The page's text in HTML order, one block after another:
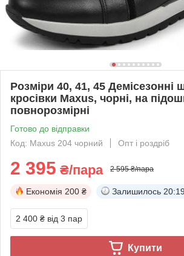
Розміри 40, 41, 45 Демісезонні
кросівки Maxus, чорні, на
повнорозмірні
Готово до відправки
Код: Maxus 204 чорний
Опт і роздріб
2 395 ₴/пара 2 595 ₴/пара
Економія 200 ₴ Залишилось
2 400 ₴ від 3 пар
Купити